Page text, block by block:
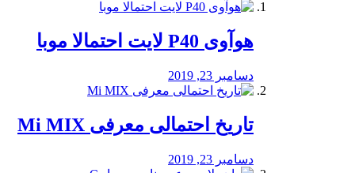
هوآوی P40 لایت احتمالا موبا
دسامبر 23, 2019
تاریخ احتمالی معرفی Mi MIX
دسامبر 23, 2019